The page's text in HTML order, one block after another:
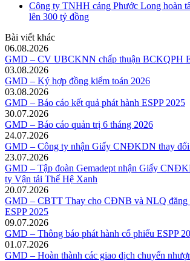
Công ty TNHH cảng Phước Long hoàn
lên 300 tỷ đồng
Bài viết khác
06.08.2026
GMD – CV UBCKNN chấp thuận BCKQPH
03.08.2026
GMD – Ký hợp đồng kiểm toán 2026
03.08.2026
GMD – Báo cáo kết quả phát hành ESPP 2025
30.07.2026
GMD – Báo cáo quản trị 6 tháng 2026
24.07.2026
GMD – Công ty nhận Giấy CNĐKDN thay
23.07.2026
GMD – Tập đoàn Gemadept nhận Giấy
ty Vận tải Thế Hệ Xanh
20.07.2026
GMD – CBTT Thay cho CĐNB và NLQ đăng
ESPP 2025
09.07.2026
GMD – Thông báo phát hành cổ phiếu ESPP
01.07.2026
GMD – Hoàn thành các giao dịch chuyển